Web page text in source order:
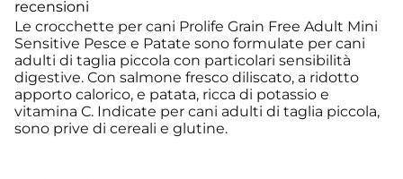
recensioni
Le crocchette per cani Prolife Grain Free Adult Mini
Sensitive Pesce e Patate sono formulate per cani
adulti di taglia piccola con particolari sensibilità
digestive. Con salmone fresco diliscato, a ridotto
apporto calorico, e patata, ricca di potassio e
vitamina C. Indicate per cani adulti di taglia piccola,
sono prive di cereali e glutine.